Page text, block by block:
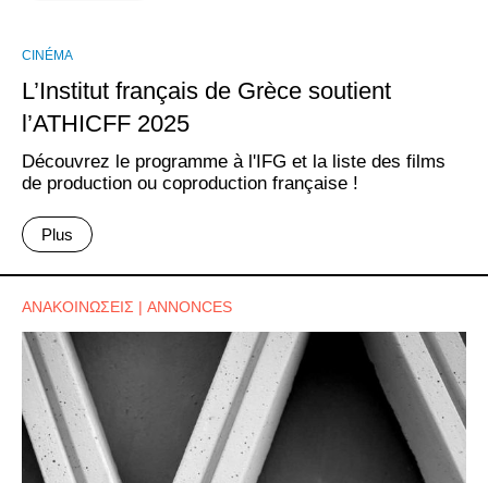
CINÉMA
L’Institut français de Grèce soutient
l’ΑΤΗΙCFF 2025
Découvrez le programme à l'IFG et la liste des films
de production ou coproduction française !
Plus
ΑΝΑΚΟΙΝΩΣΕΙΣ | ANNONCES